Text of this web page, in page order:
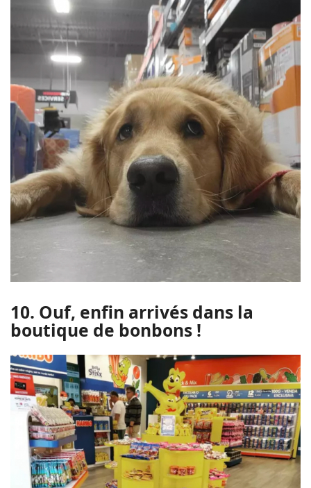
10. Ouf, enfin arrivés dans la
boutique de bonbons !